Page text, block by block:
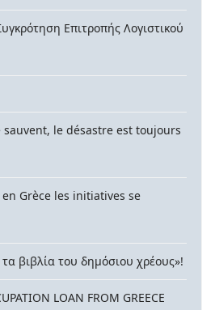
Επιτροπής Λογιστικού
sauvent, le désastre est toujours
en Grèce les initiatives se
τα βιβλία του δημόσιου χρέους»!
LOAN FROM GREECE